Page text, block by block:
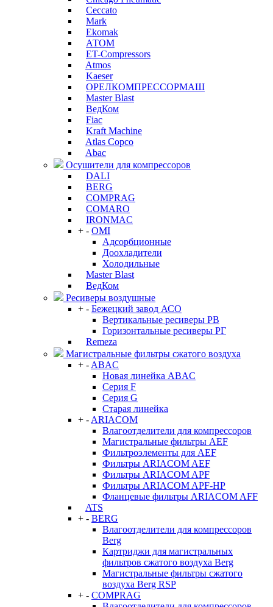
Ceccato
Mark
Ekomak
АТОМ
ET-Compressors
Atmos
Kaeser
ОРЕЛКОМПРЕССОРМАШ
Master Blast
ВедКом
Fiac
Kraft Machine
Atlas Copco
Abac
Осушители для компрессоров
DALI
BERG
COMPRAG
COMARO
IRONMAC
+ - OMI
Адсорбционные
Доохладители
Холодильные
Master Blast
ВедКом
Ресиверы воздушные
+ - Бежецкий завод АСО
Вертикальные ресиверы РВ
Горизонтальные ресиверы РГ
Remeza
Магистральные фильтры сжатого воздуха
+ - ABAC
Новая линейка ABAC
Серия F
Серия G
Старая линейка
+ - ARIACOM
Влагоотделители для компрессоров
Магистральные фильтры AEF
Фильтроэлементы для AEF
Фильтры ARIACOM AEF
Фильтры ARIACOM APF
Фильтры ARIACOM APF-HP
Фланцевые фильтры ARIACOM AFF
ATS
+ - BERG
Влагоотделители для компрессоров
Berg
Картриджи для магистральных
фильтров сжатого воздуха Berg
Магистральные фильтры сжатого
воздуха Berg RSP
+ - COMPRAG